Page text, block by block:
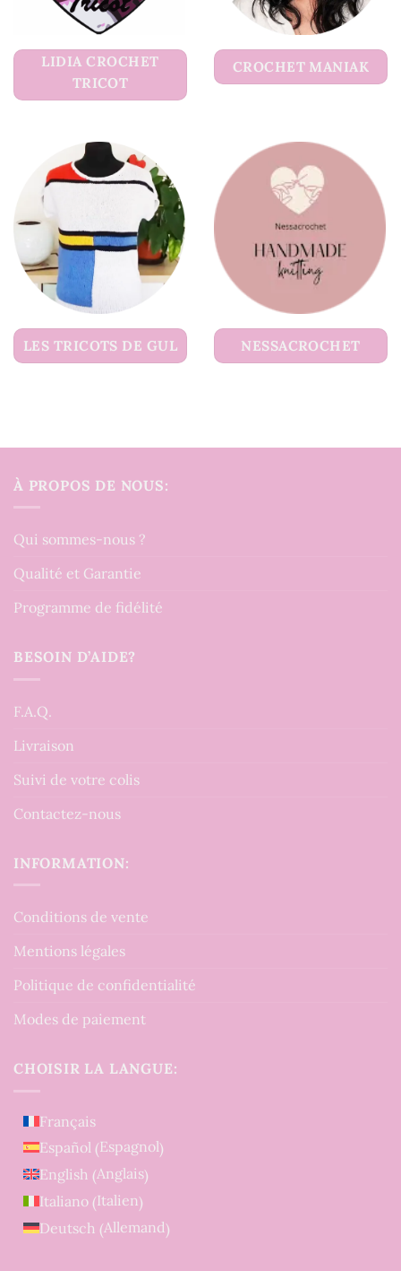
LIDIA CROCHET
TRICOT
CROCHET MANIAK
LES TRICOTS DE GUL NESSACROCHET
À PROPOS DE NOUS:
Qui sommes-nous ?
Qualité et Garantie
Programme de fidélité
BESOIN D’AIDE?
F.A.Q.
Livraison
Suivi de votre colis
Contactez-nous
INFORMATION:
Conditions de vente
Mentions légales
Politique de confidentialité
Modes de paiement
CHOISIR LA LANGUE:
Français
Español (Espagnol)
English (Anglais)
Italiano (Italien)
Deutsch (Allemand)